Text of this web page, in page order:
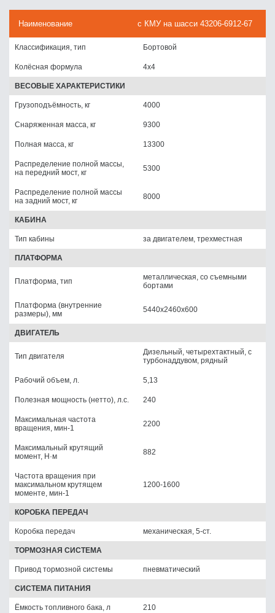
Наименование с КМУ на шасси 43206-6912-67
Классификация, тип Бортовой
Колёсная формула 4x4
ВЕСОВЫЕ ХАРАКТЕРИСТИКИ
Грузоподъёмность, кг 4000
Снаряженная масса, кг 9300
Полная масса, кг 13300
Распределение полной массы,
на передний мост, кг
5300
Распределение полной массы
на задний мост, кг
8000
КАБИНА
Тип кабины за двигателем, трехместная
ПЛАТФОРМА
Платформа, тип
металлическая, со съемными
бортами
Платформа (внутренние
размеры), мм
5440х2460х600
ДВИГАТЕЛЬ
Тип двигателя
Дизельный, четырехтактный, с
турбонаддувом, рядный
Рабочий объем, л. 5,13
Полезная мощность (нетто), л.с. 240
Максимальная частота
вращения, мин-1
2200
Максимальный крутящий
момент, Н·м
882
Частота вращения при
максимальном крутящем
моменте, мин-1
1200-1600
КОРОБКА ПЕРЕДАЧ
Коробка передач механическая, 5-ст.
ТОРМОЗНАЯ СИСТЕМА
Привод тормозной системы пневматический
СИСТЕМА ПИТАНИЯ
Ёмкость топливного бака, л 210